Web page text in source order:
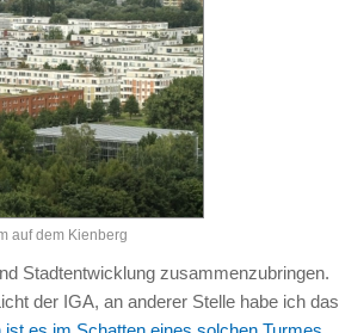
auf dem Kienberg
Stadtentwicklung zusammenzubringen.
der IGA, an anderer Stelle habe ich das